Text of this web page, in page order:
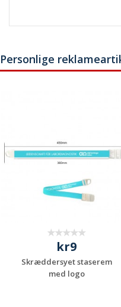
Personlige
kr9
Skræddersyet staserem
med logo